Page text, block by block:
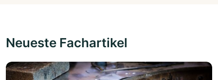
Neueste Fachartikel